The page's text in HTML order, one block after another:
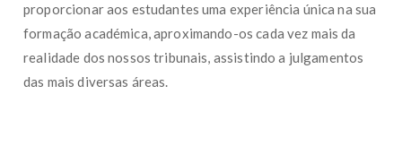
proporcionar aos estudantes uma experiência única na sua
formação académica, aproximando-os cada vez mais da
realidade dos nossos tribunais, assistindo a julgamentos
das mais diversas áreas.